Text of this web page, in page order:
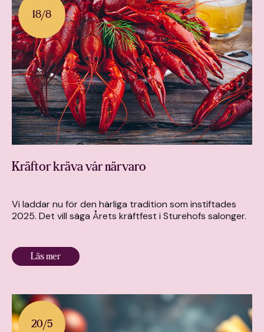
18/8
Kräftor kräva vår närvaro
Vi laddar nu för den härliga tradition som instiftades
2025. Det vill säga Årets kräftfest i Sturehofs salonger.
Läs mer
20/5